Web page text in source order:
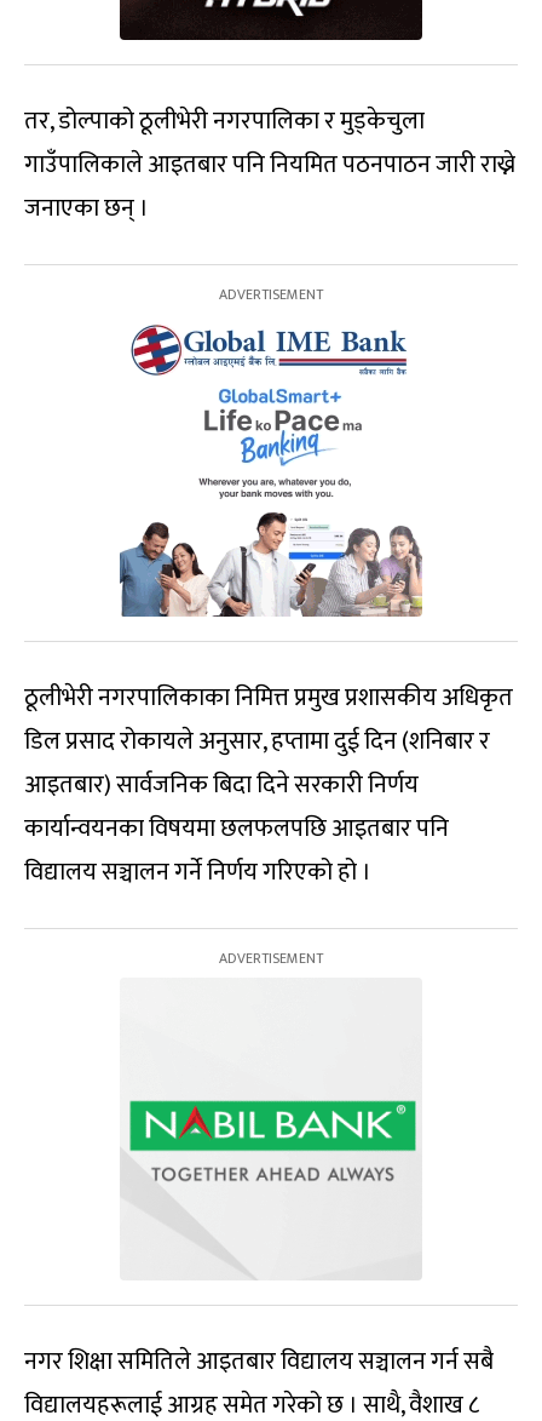
तर, डोल्पाको ठूलीभेरी नगरपालिका र मुड्केचुला
गाउँपालिकाले आइतबार पनि नियमित पठनपाठन जारी राख्ने
जनाएका छन् ।
ठूलीभेरी नगरपालिकाका निमित्त प्रमुख प्रशासकीय अधिकृत
डिल प्रसाद रोकायले अनुसार, हप्तामा दुई दिन (शनिबार र
आइतबार) सार्वजनिक बिदा दिने सरकारी निर्णय
कार्यान्वयनका विषयमा छलफलपछि आइतबार पनि
विद्यालय सञ्चालन गर्ने निर्णय गरिएको हो ।
नगर शिक्षा समितिले आइतबार विद्यालय सञ्चालन गर्न सबै
विद्यालयहरूलाई आग्रह समेत गरेको छ । साथै, वैशाख ८